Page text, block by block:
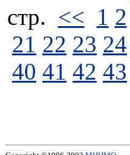
стp. << 1 2
21 22 23 24
40 41 42 43